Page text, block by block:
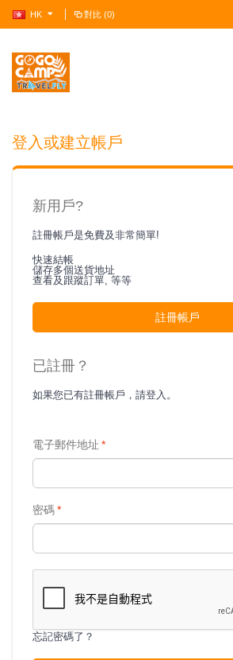
HK 對比 (0)
登入或建立帳戶
新用戶?
註冊帳戶是免費及非常簡單!
快速結帳
儲存多個送貨地址
查看及跟蹤訂單, 等等
註冊帳戶
已註冊？
如果您已有註冊帳戶，請登入。
*
電子郵件地址
*
密碼
忘記密碼了？